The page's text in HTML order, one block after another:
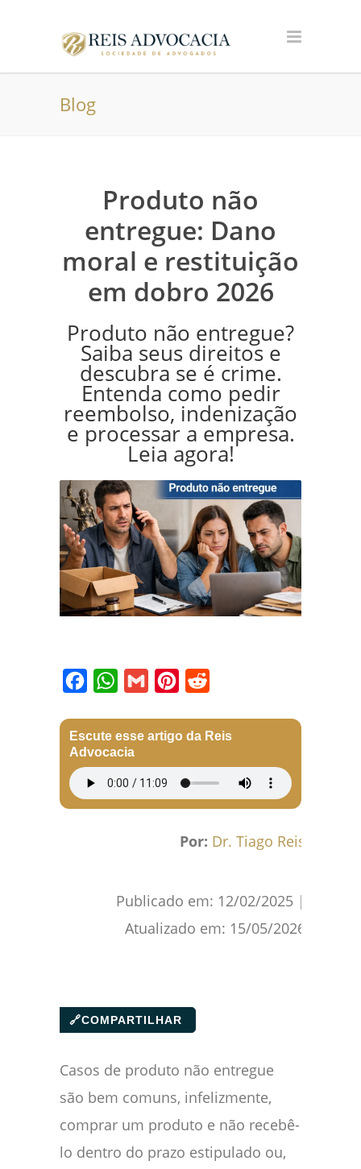
Blog
Produto não
entregue: Dano
moral e restituição
em dobro 2026
Produto não entregue?
Saiba seus direitos e
descubra se é crime.
Entenda como pedir
reembolso, indenização
e processar a empresa.
Leia agora!
Escute esse artigo da Reis
Advocacia
Por: Dr. Tiago Reis
Publicado em: 12/02/2025 |
Atualizado em: 15/05/2026
🔗COMPARTILHAR
Casos de produto não entregue
são bem comuns, infelizmente,
comprar um produto e não recebê-
lo dentro do prazo estipulado ou,